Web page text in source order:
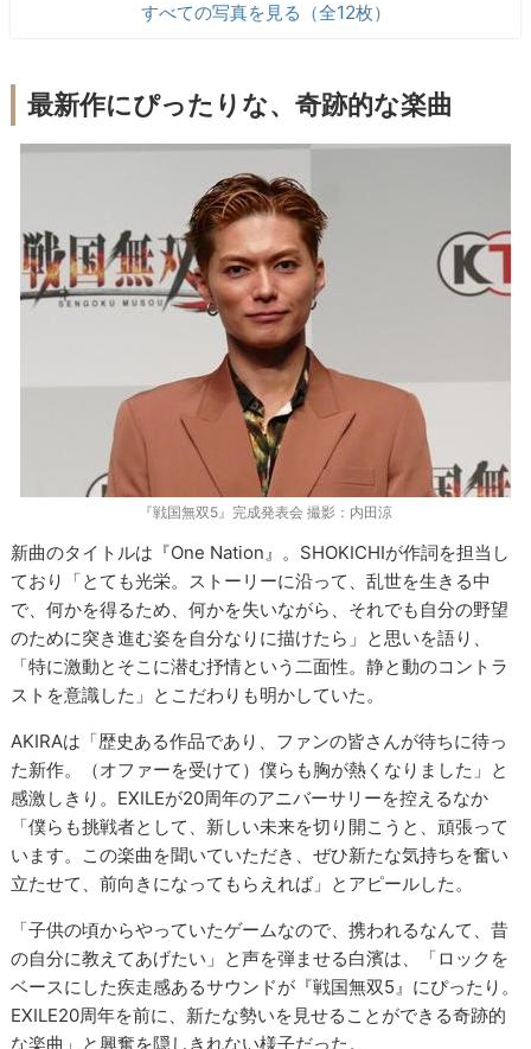
すべての写真を見る（全12枚）
最新作にぴったりな、奇跡的な楽曲
『戦国無双5』完成発表会 撮影：内田涼
新曲のタイトルは『One Nation』。SHOKICHIが作詞を担当し
ており「とても光栄。ストーリーに沿って、乱世を生きる中
で、何かを得るため、何かを失いながら、それでも自分の野望
のために突き進む姿を自分なりに描けたら」と思いを語り、
「特に激動とそこに潜む抒情という二面性。静と動のコントラ
ストを意識した」とこだわりも明かしていた。
AKIRAは「歴史ある作品であり、ファンの皆さんが待ちに待っ
た新作。（オファーを受けて）僕らも胸が熱くなりました」と
感激しきり。EXILEが20周年のアニバーサリーを控えるなか
「僕らも挑戦者として、新しい未来を切り開こうと、頑張って
います。この楽曲を聞いていただき、ぜひ新たな気持ちを奮い
立たせて、前向きになってもらえれば」とアピールした。
「子供の頃からやっていたゲームなので、携われるなんて、昔
の自分に教えてあげたい」と声を弾ませる白濱は、「ロックを
ベースにした疾走感あるサウンドが『戦国無双5』にぴったり。
EXILE20周年を前に、新たな勢いを見せることができる奇跡的
な楽曲」と興奮を隠しきれない様子だった。